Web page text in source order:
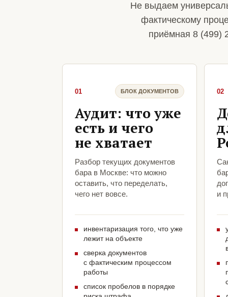
Не выдаем
фактическому
приёмная 8 (499)
01 БЛОК ДОКУМЕНТОВ
Аудит: что уже
есть и чего
не хватает
Разбор текущих документов
бара в Москве: что можно
оставить, что переделать,
чего нет вовсе.
инвентаризация того, что уже
лежит на объекте
сверка документов
с фактическим процессом
работы
список пробелов в порядке
02
и